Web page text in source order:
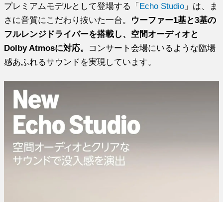
プレミアムモデルとして登場する「 Echo Studio 」は、ま
さに音質にこだわり抜いた一台。 ウーファー1基と3基の
フルレンジドライバーを搭載し、空間オーディオと
Dolby Atmosに対応。 コンサート会場にいるような臨場
感あふれるサウンドを実現しています。